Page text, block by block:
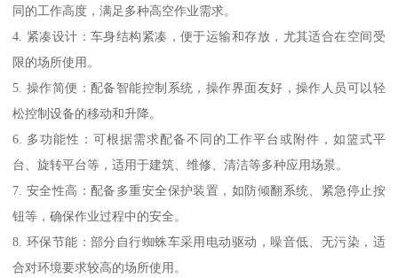
同的工作高度，满足多种高空作业需求。
4. 紧凑设计：车身结构紧凑，便于运输和存放，尤其适合在空间受
限的场所使用。
5. 操作简便：配备智能控制系统，操作界面友好，操作人员可以轻
松控制设备的移动和升降。
6. 多功能性：可根据需求配备不同的工作平台或附件，如篮式平
台、旋转平台等，适用于建筑、维修、清洁等多种应用场景。
7. 安全性高：配备多重安全保护装置，如防倾翻系统、紧急停止按
钮等，确保作业过程中的安全。
8. 环保节能：部分自行蜘蛛车采用电动驱动，噪音低、无污染，适
合对环境要求较高的场所使用。